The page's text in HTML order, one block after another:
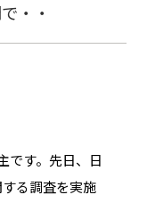
・・
です。先日、日
る調査を実施